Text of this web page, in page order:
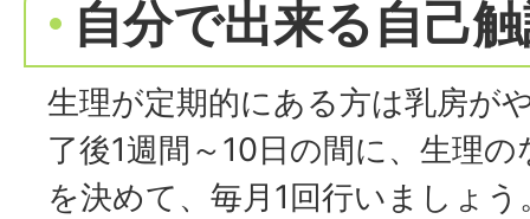
自分で出来る自己
生理が定期的にある方は乳房が
了後1週間～10日の間に、生理
を決めて、毎月1回行いましょ